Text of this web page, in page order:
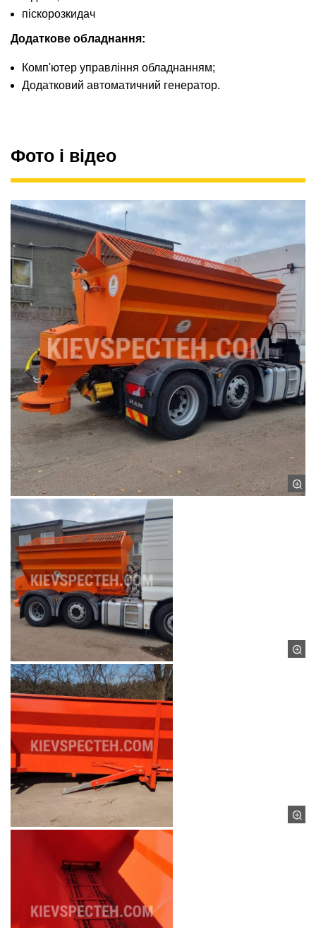
піскорозкидач
Додаткове обладнання:
Комп'ютер управління обладнанням;
Додатковий автоматичний генератор.
Фото і відео